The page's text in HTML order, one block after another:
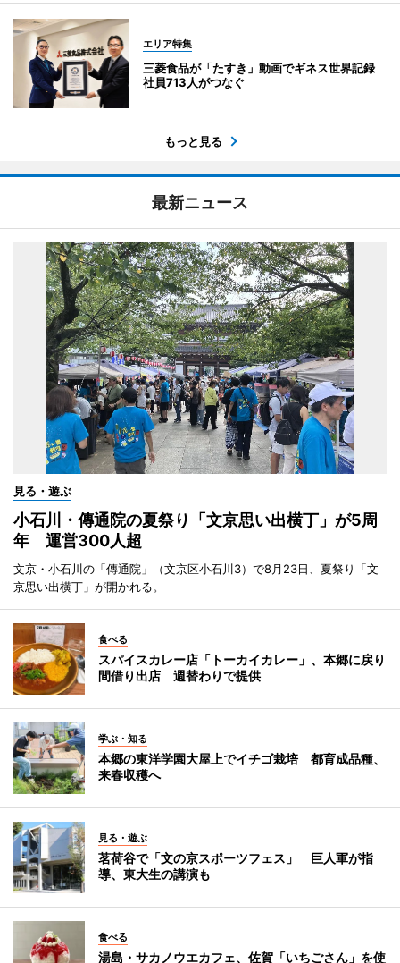
エリア特集
三菱食品が「たすき」動画でギネス世界記録
社員713人がつなぐ
もっと見る
最新ニュース
見る・遊ぶ
小石川・傳通院の夏祭り「文京思い出横丁」が5周
年 運営300人超
文京・小石川の「傳通院」（文京区小石川3）で8月23日、夏祭り「文
京思い出横丁」が開かれる。
食べる
スパイスカレー店「トーカイカレー」、本郷に戻り
間借り出店 週替わりで提供
学ぶ・知る
本郷の東洋学園大屋上でイチゴ栽培 都育成品種、
来春収穫へ
見る・遊ぶ
茗荷谷で「文の京スポーツフェス」 巨人軍が指
導、東大生の講演も
食べる
湯島・サカノウエカフェ、佐賀「いちごさん」を使